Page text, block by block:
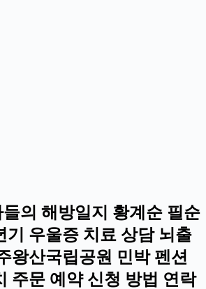
의 해방일지 황계순 필순
기 우울증 치료 상담 뇌출
왕산국립공원 민박 펜션
주문 예약 신청 방법 연락